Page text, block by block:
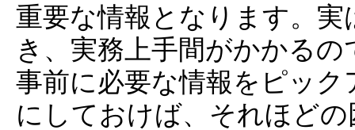
重要な情報となります。
き、実務上手間がかかる
事前に必要な情報をピッ
にしておけば、それほど